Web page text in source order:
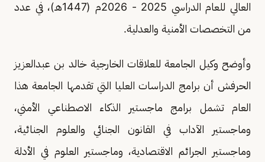
العالي للعام الدراسي 2025 - 2026م (1447هـ)، في عدد
من التخصصات الأمنية والعدلية.
وأوضح وكيل الجامعة للعلاقات الخارجية خالد بن عبدالعزيز
الحرفش أن برامج الدراسات العليا التي تقدمها الجامعة هذا
العام تشمل برامج ماجستير الذكاء الاصطناعي الأمني،
وماجستير الآداب في القانون الجنائي والعلوم الجنائية،
وماجستير الجرائم الاقتصادية، وماجستير العلوم في الأدلة